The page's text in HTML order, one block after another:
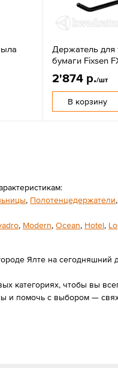
Держатель для
бумаги Fixsen
2'874 р./шт
В корзину
, Полотенцедержатели
, Modern,Ocean, Hotel,
Ялте на сегодняшний
категориях, чтобы вы
и помочь с выбором —